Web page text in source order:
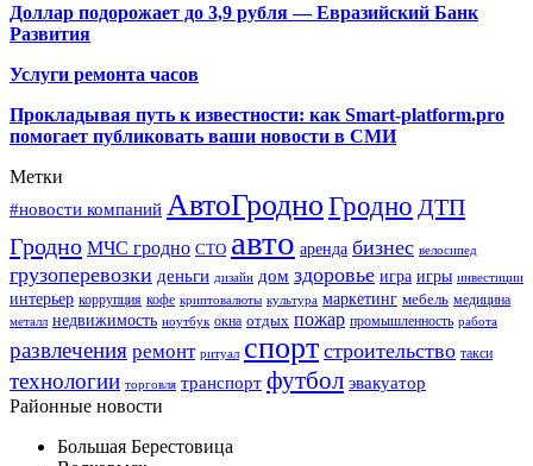
Доллар подорожает до 3,9 рубля — Евразийский Банк
Развития
Услуги ремонта часов
Прокладывая путь к известности: как Smart-platform.pro
помогает публиковать ваши новости в СМИ
Метки
#новости компаний АвтоГродноГродно ДТП
Гродно МЧС гродно СТО авто аренда бизнес велосипед
грузоперевозки деньги дизайн дом здоровье игра игры инвестиции
интерьер коррупция кофе криптовалюты культура маркетинг мебель медицина
металл недвижимость ноутбук окна отдых пожар промышленность работа
развлечения ремонт ритуал спорт строительство такси
технологии торговля транспорт футбол эвакуатор
Районные новости
Большая Берестовица